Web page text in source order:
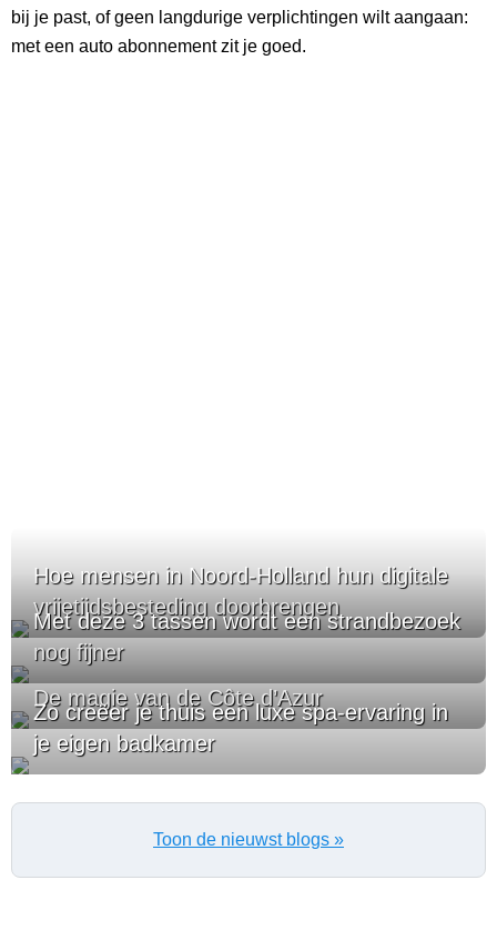
bij je past, of geen langdurige verplichtingen wilt aangaan:
met een auto abonnement zit je goed.
Hoe mensen in Noord-Holland hun digitale
vrijetijdsbesteding doorbrengen
Met deze 3 tassen wordt een strandbezoek
nog fijner
De magie van de Côte d’Azur
Zo creëer je thuis een luxe spa-ervaring in
je eigen badkamer
Toon de nieuwst blogs »